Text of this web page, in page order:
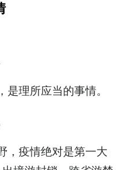
理所应当的事情。
，疫情绝对是第一大